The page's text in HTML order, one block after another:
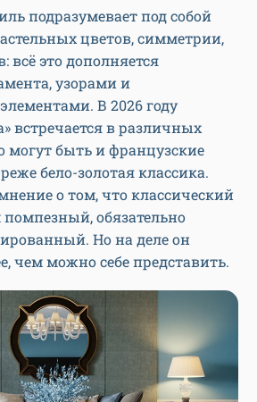
подразумевает под собой
цветов, симметрии,
всё это дополняется
узорами и
В 2026 году
встречается в различных
могут быть и французские
бело-золотая классика.
о том, что классический
обязательно
Но на деле он
чем можно себе представить.